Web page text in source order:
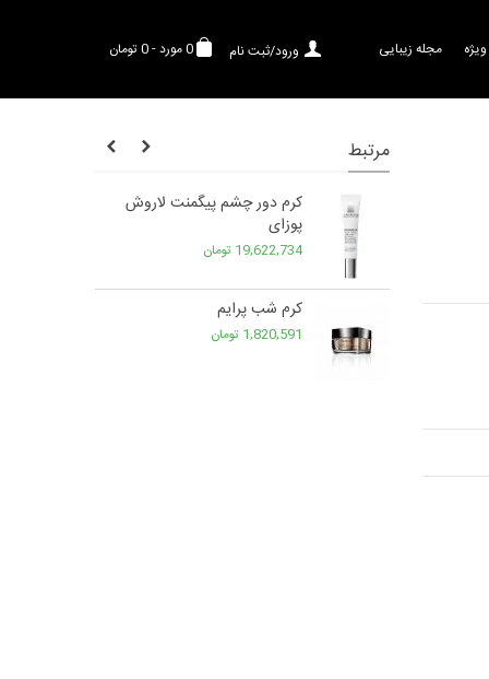
0مورد-0 تومان ورود/ثبت نام مجله زیبایی
مرتبط
کرم دور چشم پیگمنت لاروش
پوزای
19,622,734 تومان
کرم شب پرایم
1,820,591 تومان
لانکوم